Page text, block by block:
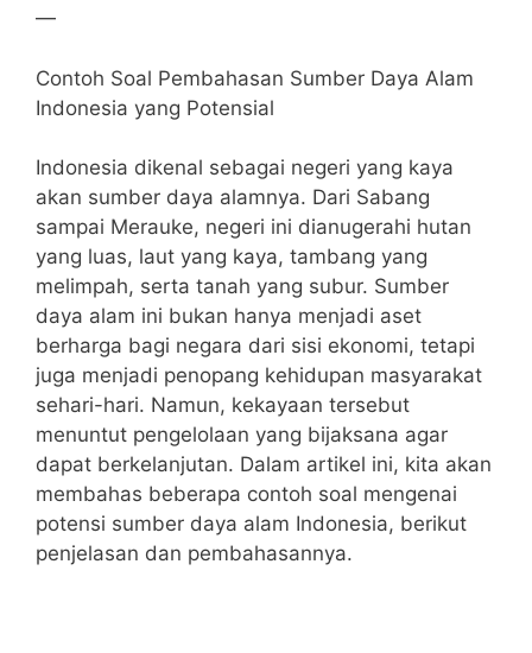
—
Contoh Soal Pembahasan Sumber Daya Alam
Indonesia yang Potensial
Indonesia dikenal sebagai negeri yang kaya
akan sumber daya alamnya. Dari Sabang
sampai Merauke, negeri ini dianugerahi hutan
yang luas, laut yang kaya, tambang yang
melimpah, serta tanah yang subur. Sumber
daya alam ini bukan hanya menjadi aset
berharga bagi negara dari sisi ekonomi, tetapi
juga menjadi penopang kehidupan masyarakat
sehari-hari. Namun, kekayaan tersebut
menuntut pengelolaan yang bijaksana agar
dapat berkelanjutan. Dalam artikel ini, kita akan
membahas beberapa contoh soal mengenai
potensi sumber daya alam Indonesia, berikut
penjelasan dan pembahasannya.